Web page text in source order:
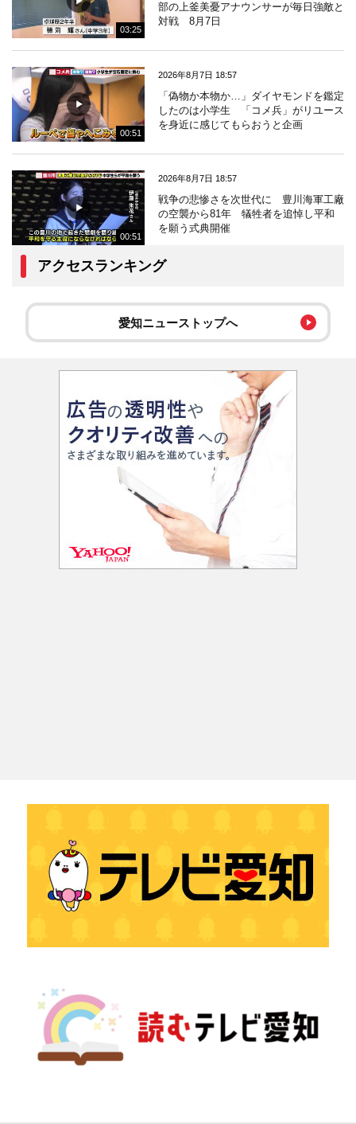
03:25
部の上釜美憂アナウンサーが毎日強敵と
対戦 8月7日
00:51
2026年8月7日 18:57
「偽物か本物か…」ダイヤモンドを鑑定
したのは小学生 「コメ兵」がリユース
を身近に感じてもらおうと企画
00:51
2026年8月7日 18:57
戦争の悲惨さを次世代に 豊川海軍工廠
の空襲から81年 犠牲者を追悼し平和
を願う式典開催
アクセスランキング
愛知ニューストップへ